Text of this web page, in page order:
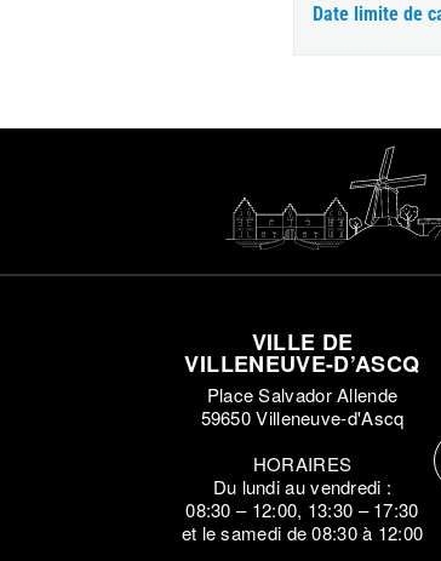
Date limite de
VILLE DE
VILLENEUVE-D’ASCQ
Place Salvador Allende
59650 Villeneuve-d'Ascq
HORAIRES
Du lundi au vendredi :
08:30 – 12:00, 13:30 – 17:30
et le samedi de 08:30 à 12:00